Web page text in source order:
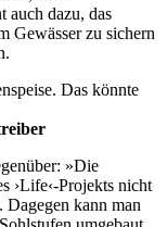
auch dazu, das
Gewässer zu sichern
Das könnte
»Die
›Life‹-Projekts nicht
kann man